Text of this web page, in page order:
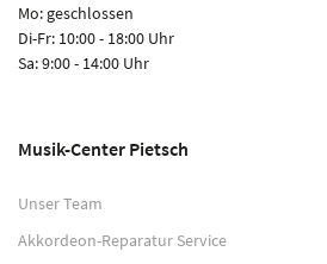
Mo: geschlossen
Di-Fr: 10:00 - 18:00 Uhr
Sa: 9:00 - 14:00 Uhr
Musik-Center Pietsch
Unser Team
Akkordeon-Reparatur Service